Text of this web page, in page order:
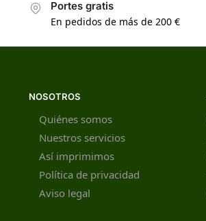
Portes gratis
En pedidos de más de 200 €
NOSOTROS
Quiénes somos
Nuestros servicios
Así imprimimos
Política de privacidad
Aviso legal